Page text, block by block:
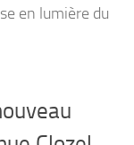
en lumière du